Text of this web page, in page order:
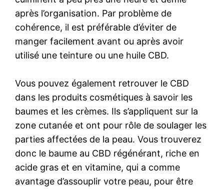
après l’organisation. Par problème de
cohérence, il est préférable d’éviter de
manger facilement avant ou après avoir
utilisé une teinture ou une huile CBD.
Vous pouvez également retrouver le CBD
dans les produits cosmétiques à savoir les
baumes et les crèmes. Ils s’appliquent sur la
zone cutanée et ont pour rôle de soulager les
parties affectées de la peau. Vous trouverez
donc le baume au CBD régénérant, riche en
acide gras et en vitamine, qui a comme
avantage d’assouplir votre peau, pour être